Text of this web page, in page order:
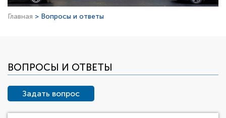
Главная > Вопросы и ответы
ВОПРОСЫ И ОТВЕТЫ
Задать вопрос